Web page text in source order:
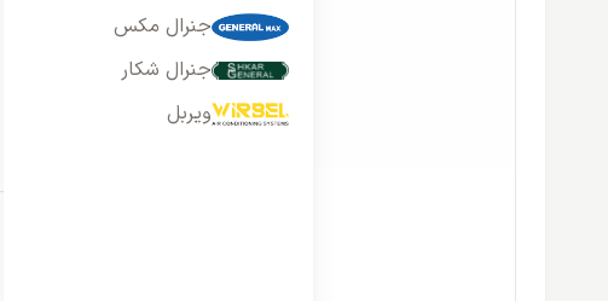
جنرال مکس
جنرال شکار
ویربل